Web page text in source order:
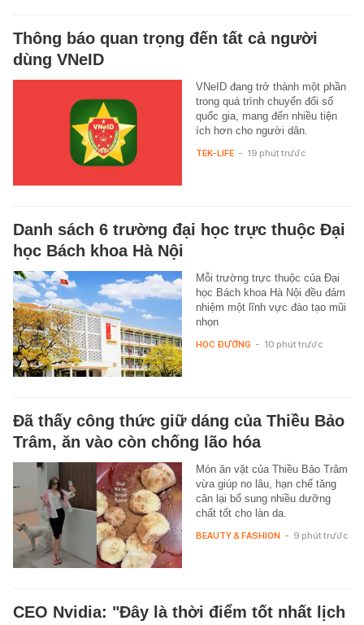
Thông báo quan trọng đến tất cả người
dùng VNeID
VNeID đang trở thành một phần
trong quá trình chuyển đổi số
quốc gia, mang đến nhiều tiện
ích hơn cho người dân.
TEK-LIFE - 19 phút trước
Danh sách 6 trường đại học trực thuộc Đại
học Bách khoa Hà Nội
Mỗi trường trực thuộc của Đại
học Bách khoa Hà Nội đều đảm
nhiệm một lĩnh vực đào tạo mũi
nhọn
HỌC ĐƯỜNG - 10 phút trước
Đã thấy công thức giữ dáng của Thiều Bảo
Trâm, ăn vào còn chống lão hóa
Món ăn vặt của Thiều Bảo Trâm
vừa giúp no lâu, hạn chế tăng
cân lại bổ sung nhiều dưỡng
chất tốt cho làn da.
BEAUTY & FASHION - 9 phút trước
CEO Nvidia: "Đây là thời điểm tốt nhất lịch